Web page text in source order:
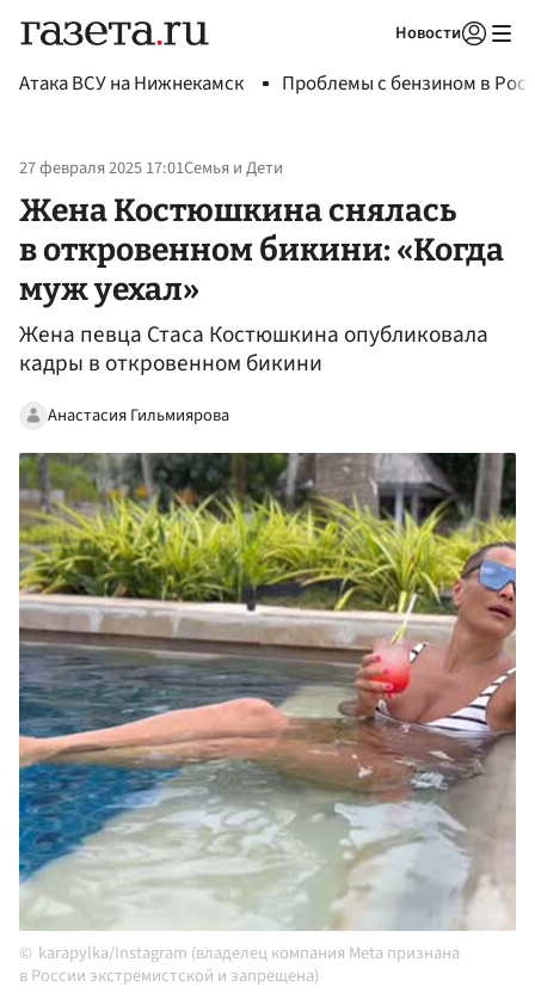
Новости
Атака ВСУ на Нижнекамск Проблемы с бензином в
27 февраля 2025 17:01Семья и Дети
Жена Костюшкина снялась
в откровенном бикини: «Когда
муж уехал»
Жена певца Стаса Костюшкина опубликовала
кадры в откровенном бикини
Анастасия Гильмиярова
karapylka/Instagram (владелец компания Meta признана
в России экстремистской и запрещена)